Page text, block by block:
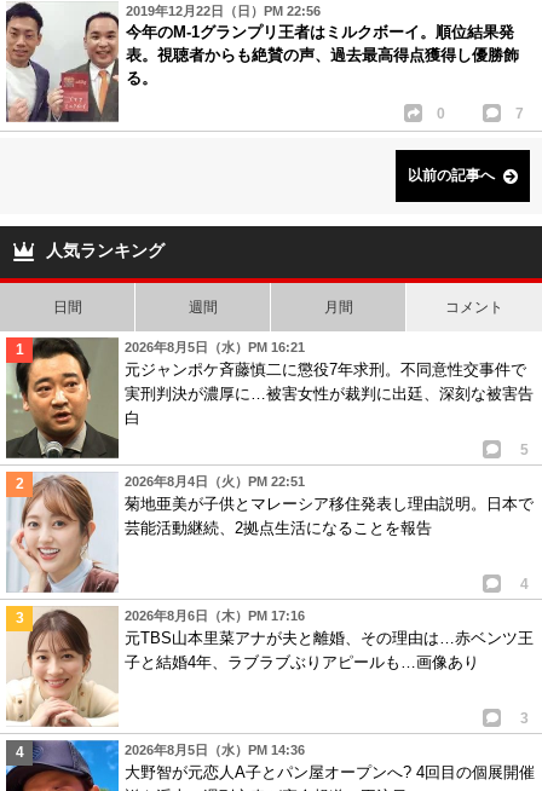
2019年12月22日（日）PM 22:56
今年のM-1グランプリ王者はミルクボーイ。順位結果発
表。視聴者からも絶賛の声、過去最高得点獲得し優勝飾
る。
0 7
以前の記事へ
人気ランキング
日間 週間 月間 コメント
2026年8月5日（水）PM 16:21
元ジャンポケ斉藤慎二に懲役7年求刑。不同意性交事件で
実刑判決が濃厚に…被害女性が裁判に出廷、深刻な被害告
白
5
2026年8月4日（火）PM 22:51
菊地亜美が子供とマレーシア移住発表し理由説明。日本で
芸能活動継続、2拠点生活になることを報告
4
2026年8月6日（木）PM 17:16
元TBS山本里菜アナが夫と離婚、その理由は…赤ベンツ王
子と結婚4年、ラブラブぶりアピールも…画像あり
3
2026年8月5日（水）PM 14:36
大野智が元恋人A子とパン屋オープンへ? 4回目の個展開催